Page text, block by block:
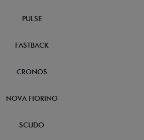
PULSE
FASTBACK
CRONOS
NOVA FIORINO
SCUDO